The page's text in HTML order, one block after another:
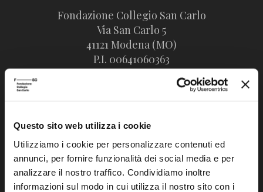
Questo sito web utilizza i cookie
Utilizziamo i cookie per personalizzare contenuti ed
annunci, per fornire funzionalità dei social media e per
analizzare il nostro traffico. Condividiamo inoltre
informazioni sul modo in cui utilizza il nostro sito con i
Fondazione Collegio San Carlo
Via San Carlo 5
41121 Modena (MO)
P.I. 00641060363
tel. 059.421211
Posta certificata (PEC)
fondazionecollegiosancarlo@legalmail.it